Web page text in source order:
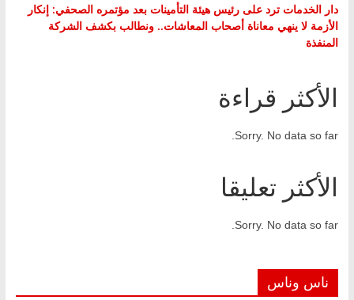
دار الخدمات ترد على رئيس هيئة التأمينات بعد مؤتمره الصحفي: إنكار
الأزمة لا ينهي معاناة أصحاب المعاشات.. ونطالب بكشف الشركة
المنفذة
الأكثر قراءة
Sorry. No data so far.
الأكثر تعليقا
Sorry. No data so far.
ناس وناس